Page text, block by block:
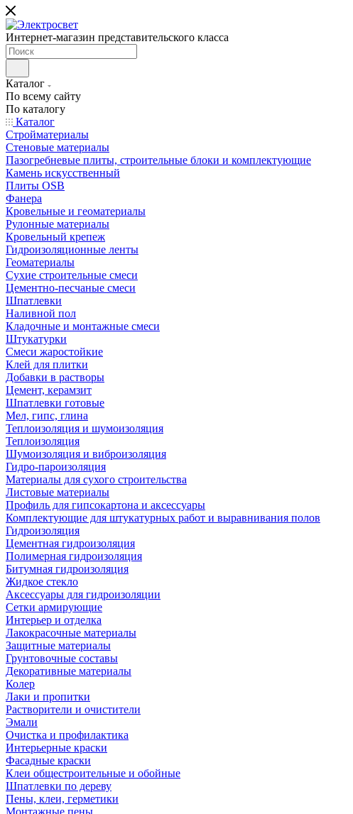
Интернет-магазин представительского класса
Каталог
По всему сайту
По каталогу
Каталог
Стройматериалы
Стеновые материалы
Пазогребневые плиты, строительные блоки и комплектующие
Камень искусственный
Плиты OSB
Фанера
Кровельные и геоматериалы
Рулонные материалы
Кровельный крепеж
Гидроизоляционные ленты
Геоматериалы
Сухие строительные смеси
Цементно-песчаные смеси
Шпатлевки
Наливной пол
Кладочные и монтажные смеси
Штукатурки
Смеси жаростойкие
Клей для плитки
Добавки в растворы
Цемент, керамзит
Шпатлевки готовые
Мел, гипс, глина
Теплоизоляция и шумоизоляция
Теплоизоляция
Шумоизоляция и виброизоляция
Гидро-пароизоляция
Материалы для сухого строительства
Листовые материалы
Профиль для гипсокартона и аксессуары
Комплектующие для штукатурных работ и выравнивания полов
Гидроизоляция
Цементная гидроизоляция
Полимерная гидроизоляция
Битумная гидроизоляция
Жидкое стекло
Аксессуары для гидроизоляции
Сетки армирующие
Интерьер и отделка
Лакокрасочные материалы
Защитные материалы
Грунтовочные составы
Декоративные материалы
Колер
Лаки и пропитки
Растворители и очистители
Эмали
Очистка и профилактика
Интерьерные краски
Фасадные краски
Клеи общестроительные и обойные
Шпатлевки по дереву
Пены, клеи, герметики
Монтажные пены